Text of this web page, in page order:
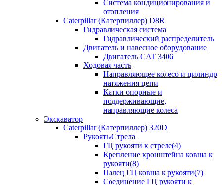
Система кондиционирования и
отопления
Caterpillar (Катерпиллер) D8R
Гидравлическая система
Гидравлический распределитель
Двигатель и навесное оборудование
Двигатель CAT 3406
Ходовая часть
Направляющее колесо и цилиндр
натяжения цепи
Катки опорные и
поддерживающие,
направляющие колеса
Экскаватор
Caterpillar (Катерпиллер) 320D
Рукоять/Стрела
ГЦ рукояти к стреле(4)
Крепление кронштейна ковша к
рукояти(8)
Палец ГЦ ковша к рукояти(7)
Соединение ГЦ рукояти к